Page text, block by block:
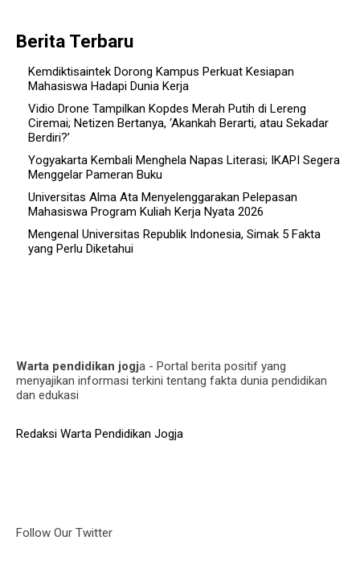
Berita Terbaru
Kemdiktisaintek Dorong Kampus Perkuat Kesiapan
Mahasiswa Hadapi Dunia Kerja
Vidio Drone Tampilkan Kopdes Merah Putih di Lereng
Ciremai; Netizen Bertanya, ‘Akankah Berarti, atau Sekadar
Berdiri?’
Yogyakarta Kembali Menghela Napas Literasi; IKAPI Segera
Menggelar Pameran Buku
Universitas Alma Ata Menyelenggarakan Pelepasan
Mahasiswa Program Kuliah Kerja Nyata 2026
Mengenal Universitas Republik Indonesia, Simak 5 Fakta
yang Perlu Diketahui
Warta pendidikan jogja - Portal berita positif yang
menyajikan informasi terkini tentang fakta dunia pendidikan
dan edukasi
Redaksi Warta Pendidikan Jogja
Follow Our Twitter